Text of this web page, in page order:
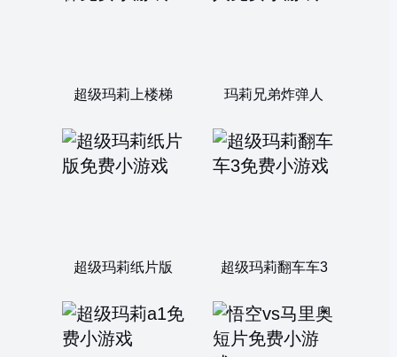
超级玛莉上楼梯 玛莉兄弟炸弹人
超级玛莉纸片版 超级玛莉翻车车3